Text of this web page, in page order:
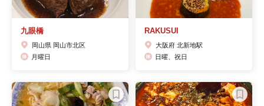
九眼橋
岡山県 岡山市北区
月曜日
RAKUSUI
大阪府 北新地駅
日曜、祝日